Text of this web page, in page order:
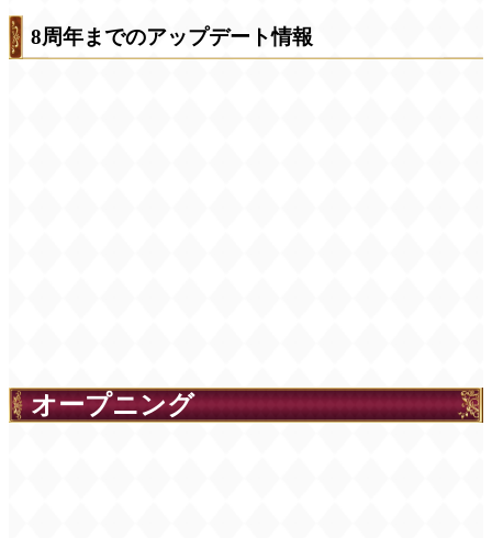
8周年までのアップデート情報
オープニング